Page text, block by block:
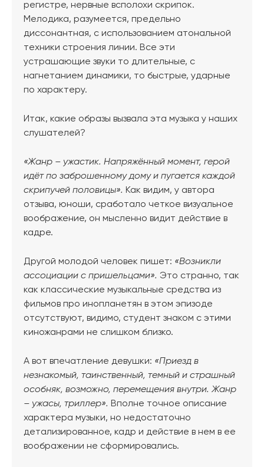
регистре, нервные всполохи скрипок.
Мелодика, разумеется, предельно
диссонантная, с использованием атональной
техники строения линии. Все эти
устрашающие звуки то длительные, с
нагнетанием динамики, то быстрые, ударные
по характеру.
Итак, какие образы вызвала эта музыка у наших
слушателей?
«Жанр – ужастик. Напряжённый момент, герой
идёт по заброшенному дому и пугается каждой
скрипучей половицы». Как видим, у автора
отзыва, юноши, сработало четкое визуальное
воображение, он мысленно видит действие в
кадре.
Другой молодой человек пишет: «Возникли
ассоциации с пришельцами». Это странно, так
как классические музыкальные средства из
фильмов про инопланетян в этом эпизоде
отсутствуют, видимо, студент знаком с этими
киножанрами не слишком близко.
А вот впечатление девушки: «Приезд в
незнакомый, таинственный, темный и страшный
особняк, возможно, перемещения внутри. Жанр
– ужасы, триллер». Вполне точное описание
характера музыки, но недостаточно
детализированное, кадр и действие в нем в ее
воображении не сформировались.